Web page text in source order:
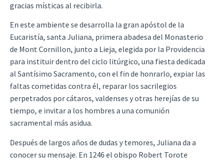
gracias místicas al recibirla.
En este ambiente se desarrolla la gran apóstol de la
Eucaristía, santa Juliana, primera abadesa del Monasterio
de Mont Cornillon, junto a Lieja, elegida por la Providencia
para instituir dentro del ciclo litúrgico, una fiesta dedicada
al Santísimo Sacramento, con el fin de honrarlo, expiar las
faltas cometidas contra él, reparar los sacrilegios
perpetrados por cátaros, valdenses y otras herejías de su
tiempo, e invitar a los hombres a una comunión
sacramental más asidua.
Después de largos años de dudas y temores, Juliana da a
conocer su mensaje. En 1246 el obispo Robert Torote